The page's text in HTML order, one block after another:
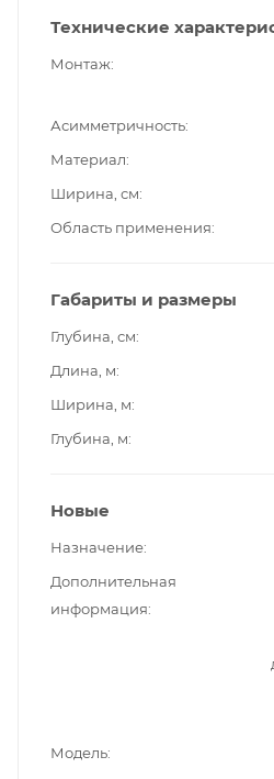
Технические
Монтаж
Асимметричность
Материал
Ширина, см
Область применения
Габариты и размеры
Глубина, см
Длина, м
Ширина, м
Глубина, м
Новые
Назначение
Дополнительная
информация
Модель